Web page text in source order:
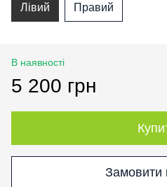
Лівий Правий
В наявності
5 200 грн
Замовити